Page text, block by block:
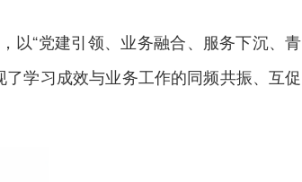
以“党建引领、业务融合、服务下沉、青
了学习成效与业务工作的同频共振、互促